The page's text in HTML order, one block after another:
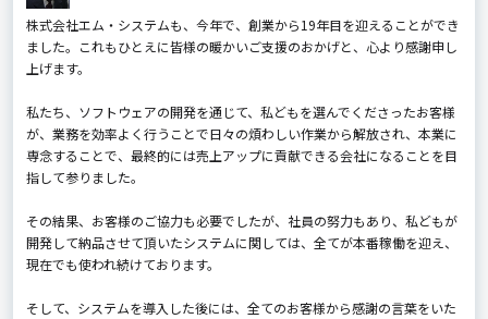
株式会社エム・システムも、今年で、創業から19年目を迎えることができ
ました。これもひとえに皆様の暖かいご支援のおかげと、心より感謝申し
上げます。
私たち、ソフトウェアの開発を通じて、私どもを選んでくださったお客様
が、業務を効率よく行うことで日々の煩わしい作業から解放され、本業に
専念することで、最終的には売上アップに貢献できる会社になることを目
指して参りました。
その結果、お客様のご協力も必要でしたが、社員の努力もあり、私どもが
開発して納品させて頂いたシステムに関しては、全てが本番稼働を迎え、
現在でも使われ続けております。
そして、システムを導入した後には、全てのお客様から感謝の言葉をいた